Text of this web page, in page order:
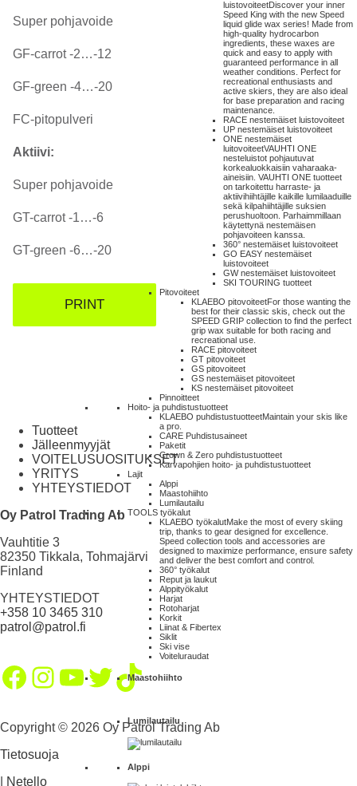
luistovoiteetDiscover your inner
Speed King with the new Speed
liquid glide wax series! Made from
high-quality hydrocarbon
ingredients, these waxes are
quick and easy to apply with
guaranteed performance in all
weather conditions. Perfect for
recreational enthusiasts and
active skiers, they are also ideal
for base preparation and racing
maintenance.
RACE nestemäiset luistovoiteet
UP nestemäiset luistovoiteet
ONE nestemäiset
luitovoiteetVAUHTI ONE
nesteluistot pohjautuvat
korkealuokkaisiin vaharaaka-
aineisiin. VAUHTI ONE tuotteet
on tarkoitettu harraste- ja
aktiivihiihtäjille kaikille lumilaaduille
sekä kilpahiihtäjille suksien
perushuoltoon. Parhaimmillaan
käytettynä nestemäisen
pohjavoiteen kanssa.
360° nestemäiset luistovoiteet
GO EASY nestemäiset
luistovoiteet
GW nestemäiset luistovoiteet
SKI TOURING tuotteet
Pitovoiteet
KLAEBO pitovoiteetFor those wanting the
best for their classic skis, check out the
SPEED GRIP collection to find the perfect
grip wax suitable for both racing and
recreational use.
RACE pitovoiteet
GT pitovoiteet
GS pitovoiteet
GS nestemäiset pitovoiteet
KS nestemäiset pitovoiteet
Pinnoitteet
Hoito- ja puhdistustuotteet
KLAEBO puhdistustuotteetMaintain your skis like
a pro.
CARE Puhdistusaineet
Paketit
Crown & Zero puhdistustuotteet
Karvapohjien hoito- ja puhdistustuotteet
Lajit
Alppi
Maastohiihto
Lumilautailu
TOOLS työkalut
KLAEBO työkalutMake the most of every skiing
trip, thanks to gear designed for excellence.
Speed collection tools and accessories are
designed to maximize performance, ensure safety
and deliver the best comfort and control.
360° työkalut
Reput ja laukut
Alppityökalut
Harjat
Rotoharjat
Korkit
Liinat & Fibertex
Siklit
Ski vise
Voiteluraudat
Maastohiihto
Lumilautailu
Alppi
Super pohjavoide
GF-carrot -2…-12
GF-green -4…-20
FC-pitopulveri
Aktiivi:
Super pohjavoide
GT-carrot -1…-6
GT-green -6…-20
PRINT
Tuotteet
Jälleenmyyjät
VOITELUSUOSITUKSET
YRITYS
YHTEYSTIEDOT
Oy Patrol Trading Ab
Vauhtitie 3
82350 Tikkala, Tohmajärvi
Finland
YHTEYSTIEDOT
+358 10 3465 310
patrol@patrol.fi
Facebook
Instagram
YouTube
Twitter
TikTok
Copyright © 2026 Oy Patrol Trading Ab
Tietosuoja
Netello